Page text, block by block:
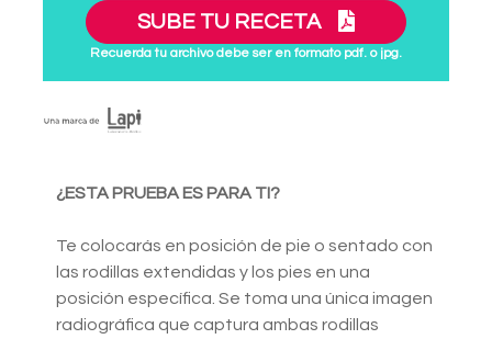
SUBE TU RECETA
Recuerda tu archivo debe ser en formato pdf. o jpg.
¿ESTA PRUEBA ES PARA TI?
Te colocarás en posición de pie o sentado con
las rodillas extendidas y los pies en una
posición específica. Se toma una única imagen
radiográfica que captura ambas rodillas